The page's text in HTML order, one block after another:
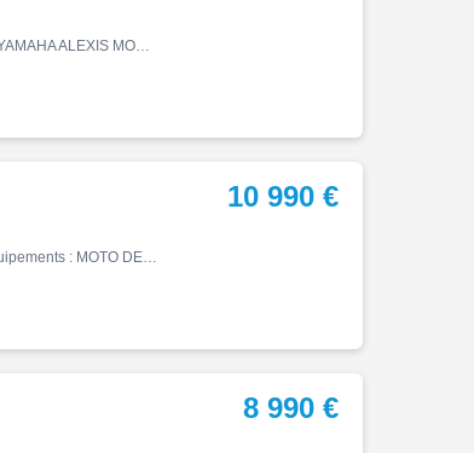
Street, 07/2016, 39057 km, Essence, 675cm³, 5490 € Equipements : YAMAHA ALEXIS MOTOS DARDILLY 58 CHEMIN DE LA BRUYERE VOUS PROPOSE UNE SUPERBE TRIUMPH STREET TRIPLE 675 R DU 26/07/2016 AVEC 39057 KMS / REVISIONS 40 000 KMS / PNEU AVANT REALISE POUR LA VENTE OPTIONS : LIGNE ARROW…
Street, 02/2026, 655 km, Essence, 765cm³, Couleur gris, 10990 € Equipements : MOTO DE DEMONSTRATION ,Disponible à l'essai,Garantie constructeur jusqu'au 10/02/2028 Toutes les occasions d'AXXESS MACHINE sont révisées et garanties. Concessionnaire TRIUMPH à Lanester (56), Rennes (…
10 990 €
8 990 €